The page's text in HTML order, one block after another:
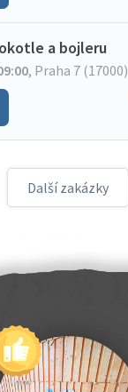
a bojleru
, Praha 7 (17000)
Další zakázky